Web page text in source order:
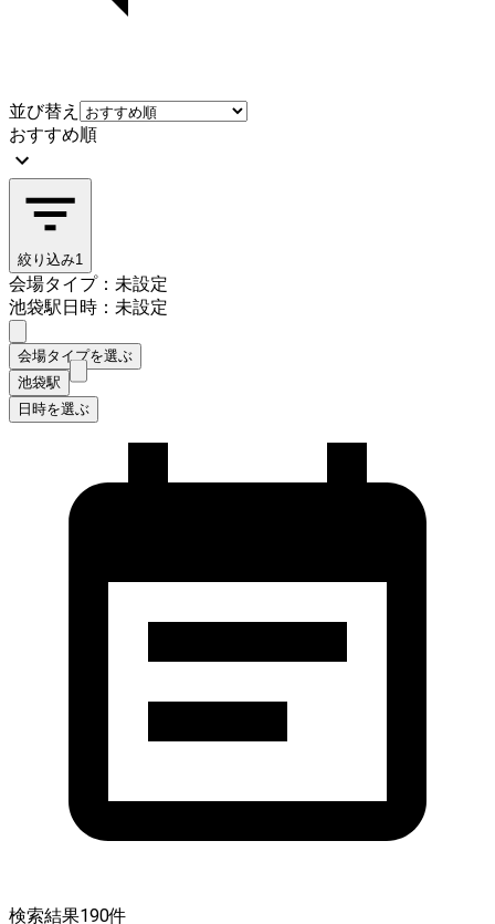
並び替え
おすすめ順
絞り込み1
会場タイプ：未設定
池袋駅日時：未設定
会場タイプを選ぶ
池袋駅
日時を選ぶ
検索結果190件